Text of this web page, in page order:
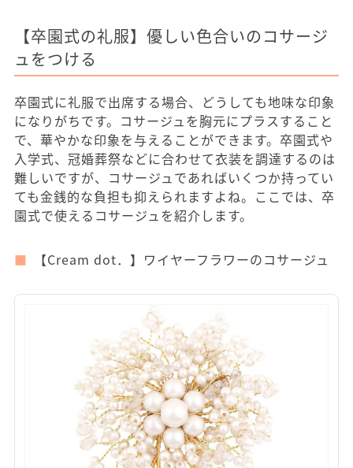
【卒園式の礼服】優しい色合いのコサージ
ュをつける
卒園式に礼服で出席する場合、どうしても地味な印象
になりがちです。コサージュを胸元にプラスすること
で、華やかな印象を与えることができます。卒園式や
入学式、冠婚葬祭などに合わせて衣装を調達するのは
難しいですが、コサージュであればいくつか持ってい
ても金銭的な負担も抑えられますよね。ここでは、卒
園式で使えるコサージュを紹介します。
【Cream dot．】ワイヤーフラワーのコサージュ